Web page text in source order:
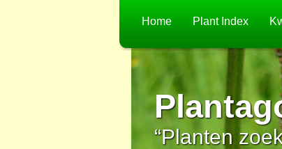
Home Plant Index
“Planten